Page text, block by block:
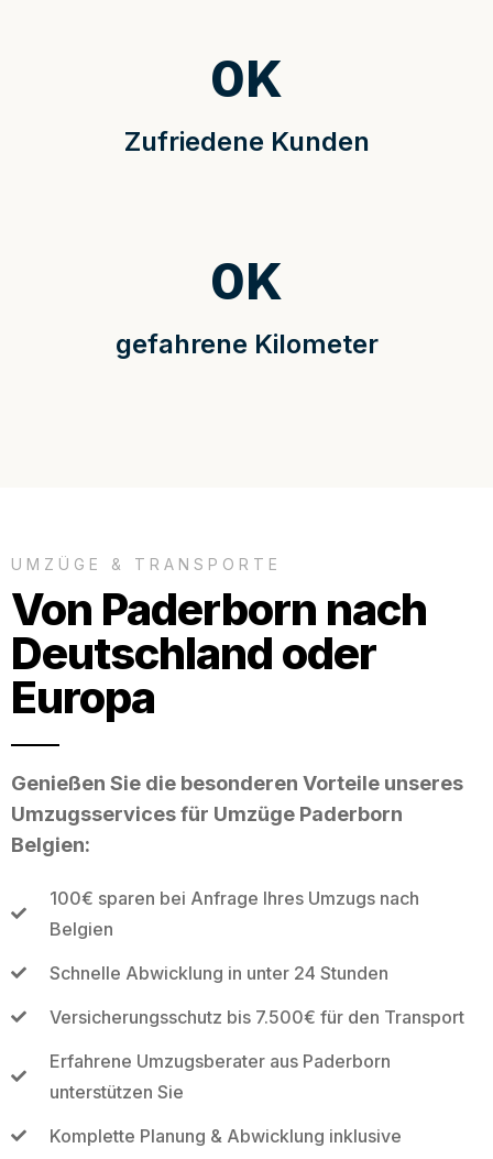
Zufriedene Kunden
0K
gefahrene Kilometer
0K
UMZÜGE & TRANSPORTE
Von Paderborn nach
Deutschland oder
Europa
Genießen Sie die besonderen Vorteile unseres
Umzugsservices für Umzüge Paderborn
Belgien:
100€ sparen bei Anfrage Ihres Umzugs nach
Belgien
Schnelle Abwicklung in unter 24 Stunden
Versicherungsschutz bis 7.500€ für den Transport
Erfahrene Umzugsberater aus Paderborn
unterstützen Sie
Komplette Planung & Abwicklung inklusive